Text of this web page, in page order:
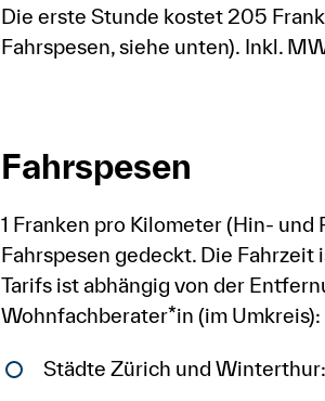
Die erste Stunde kostet 205
Fahrspesen, siehe unten). Inkl.
Fahrspesen
1 Franken pro Kilometer (Hin-
Fahrspesen gedeckt. Die
Tarifs ist abhängig von der
Wohnfachberater*in (im Umkreis):
Städte Zürich und